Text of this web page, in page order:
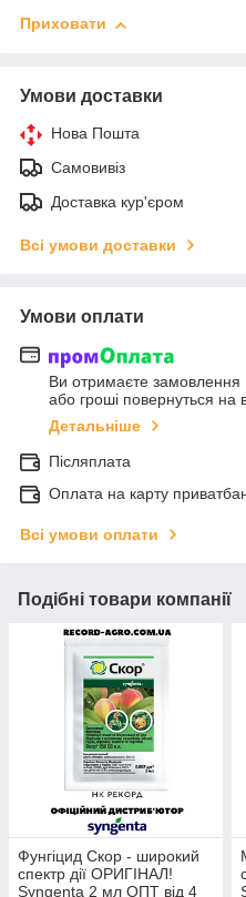
Приховати
Умови доставки
Нова Пошта
Самовивіз
Доставка кур'єром
Всі умови доставки
Умови оплати
Ви отримаєте замовлення
або гроші повернуться на
Детальніше
Післяплата
Оплата на карту
Всі умови оплати
Подібні товари компанії
Фунгіцид Скор - широкий
спектр дії ОРИГІНАЛ!
Syngenta 2 мл ОПТ від 4